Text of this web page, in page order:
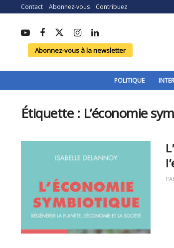
Contact Abonnez-vous Contribuez
Abonnez-vous à la newsletter
POLITIQUE
Étiquette : L’économie